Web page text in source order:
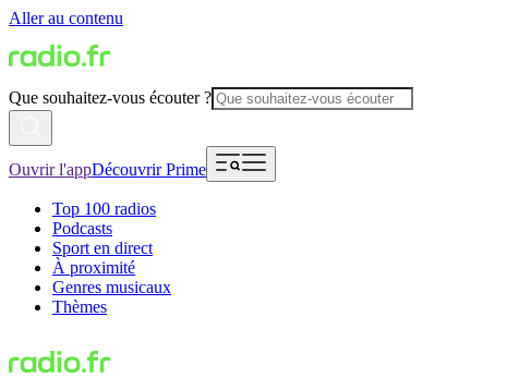
Aller au contenu
Que souhaitez-vous écouter ?
Ouvrir l'appDécouvrir Prime
Top 100 radios
Podcasts
Sport en direct
À proximité
Genres musicaux
Thèmes